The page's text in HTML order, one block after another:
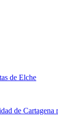
de Elche
de Cartagena